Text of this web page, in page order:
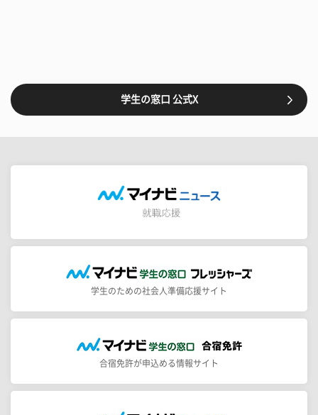
学生の窓口 公式X
学生のための社会人準備応援サイト
合宿免許が申込める情報サイト